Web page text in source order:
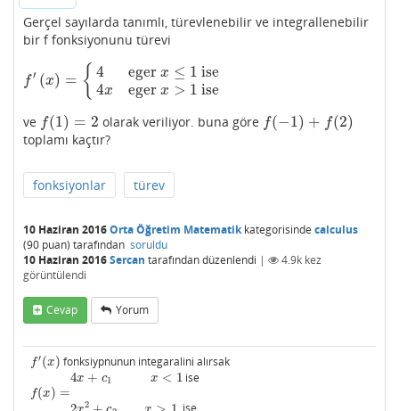
Gerçel sayılarda tanımlı, türevlenebilir ve integrallenebilir
bir f fonksiyonunu türevi
f′ (x) = { 4
4x
eger x ≤ 1 ise
eger x > 1 ise
f′(x)={4 eger x≤ ise4xegerx >1 ise
ve f(1) = 2
f(1)=2 olarak veriliyor. buna göre f(−1) + f(2)
f(−1)+f( 2)
toplamı kaçtır?
fonksiyonlar türev
10 Haziran 2016Orta Öğretim Matematikkategorisinde calculus
(90 puan) tarafından soruldu
10 Haziran 2016Sercan tarafındandüzenlendi | 4.9k kez
görüntülendi
Cevap Yorum
f′(x)
f′(x)
fonksiypnunun integaralini alırsak
4x + c1
4x+ c1 x < 1
x< 1 ise
f(x) =
f(x)=
2